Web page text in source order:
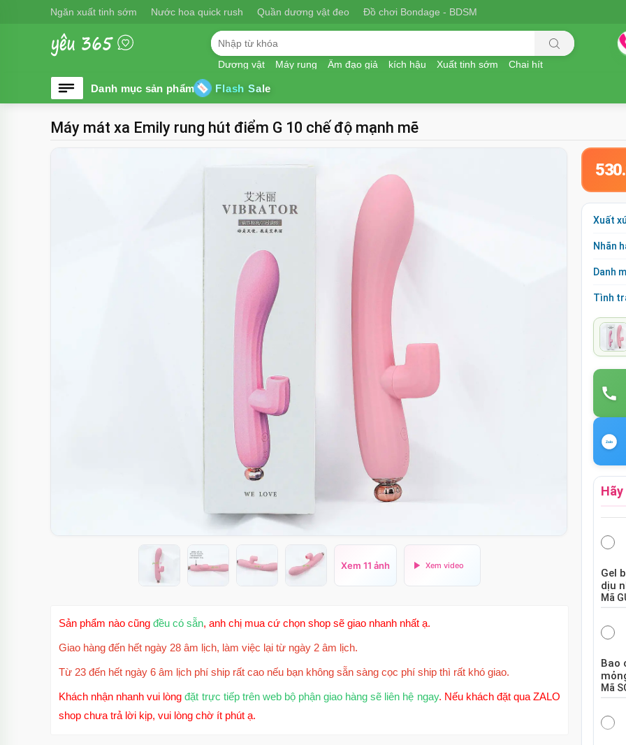
Ngăn xuất tinh sớm Nước hoa quick rush Quần dương vật đeo Đồ chơi Bondage - BDSM
Dương vật Máy rung Âm đạo giả kích hậu Xuất tinh sớm Chai hít
Flash Sale
Máy mát xa Emily rung hút điểm G 10 chế độ mạnh mẽ
Xem 11 ảnh
Xuất
Nhãn
Danh
Tình
Gel
dịu
Mã
Bao
Mã
Sản phẩm nào cũng đều có sẵn, anh chị mua cứ chọn shop sẽ giao nhanh nhất ạ.
Giao hàng đến hết ngày 28 âm lịch, làm việc lại từ ngày 2 âm lịch.
Từ 23 đến hết ngày 6 âm lịch phí ship rất cao nếu bạn không sẵn sàng cọc phí ship thì rất khó giao.
Khách nhận nhanh vui lòngđặt trực tiếp trên web bộ phận giao hàng sẽ liên hệ ngay. Nếu khách đặt qua ZALO
shop chưa trả lời kịp, vui lòng chờ ít phút ạ.